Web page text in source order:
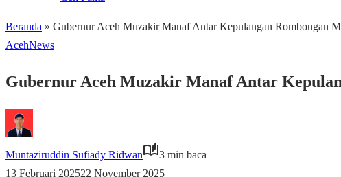
Beranda » Gubernur Aceh Muzakir Manaf Antar Kepulangan Rombongan
AcehNews
Gubernur Aceh Muzakir Manaf Antar
Muntaziruddin Sufiady Ridwan
3 min baca
13 Februari 202522 November 2025